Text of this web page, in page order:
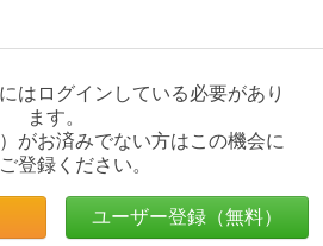
はログインしている必要があり
ます。
がお済みでない方はこの機会に
登録ください。
ユーザー登録（無料）